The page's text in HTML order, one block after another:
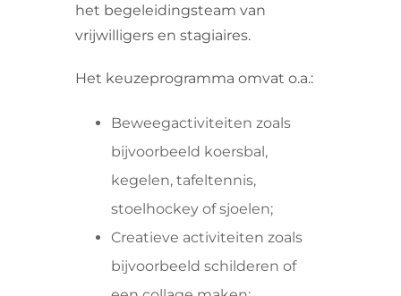
het begeleidingsteam van
vrijwilligers en stagiaires.
Het keuzeprogramma omvat o.a.:
Beweegactiviteiten zoals
bijvoorbeeld koersbal,
kegelen, tafeltennis,
stoelhockey of sjoelen;
Creatieve activiteiten zoals
bijvoorbeeld schilderen of